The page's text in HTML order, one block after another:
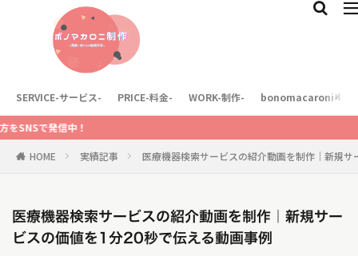
SERVICE-サービス- PRICE-料金- WORK-制作- bonomacaroni-ボノ
で発信中！
HOME 実績記事 医療機器検索サービスの紹介動画を制作｜新規
医療機器検索サービスの紹介動画を制作｜新規サー
ビスの価値を1分20秒で伝える動画事例